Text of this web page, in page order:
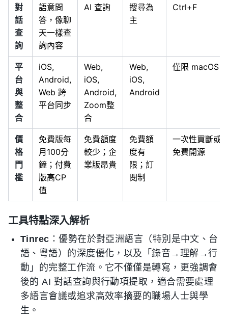
對
話
查
詢
語意問
答，像聊
天一樣查
詢內容
AI 查詢
搜尋為
主
Ctrl+F
平
台
與
整
合
iOS,
Android,
Web 跨
平台同步
Web,
iOS,
Android,
Zoom整
合
Web,
iOS,
Android
僅限 macOS
價
格
門
檻
免費版每
月100分
鐘；付費
版高CP
值
免費額度
較少；企
業版昂貴
免費額
度有
限；訂
閱制
一次性買斷或
免費開源
工具特點深入解析
Tinrec ：優勢在於對亞洲語言（特別是中文、台
語、粵語）的深度優化，以及「錄音→理解→行
動」的完整工作流。它不僅僅是轉寫，更強調會
後的 AI 對話查詢與行動項提取，適合需要處理
多語言會議或追求高效率摘要的職場人士與學
生。